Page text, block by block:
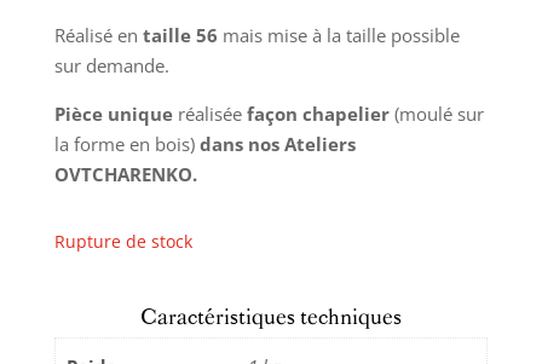
Réalisé en taille 56 mais mise à la taille possible
sur demande.
Pièce unique réaliséefaçon chapelier (moulé sur
la forme en bois)dans nos Ateliers
OVTCHARENKO.
Rupture de stock
Caractéristiques techniques